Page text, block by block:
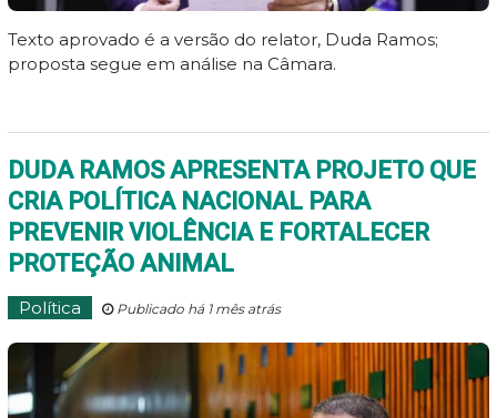
Texto aprovado é a versão do relator, Duda Ramos;
proposta segue em análise na Câmara.
DUDA RAMOS APRESENTA PROJETO QUE
CRIA POLÍTICA NACIONAL PARA
PREVENIR VIOLÊNCIA E FORTALECER
PROTEÇÃO ANIMAL
Política Publicado há 1 mês atrás